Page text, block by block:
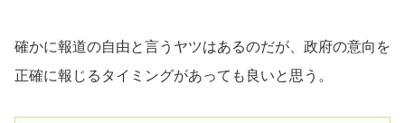
確かに報道の自由と言うヤツはあるのだが、政府の意向を
正確に報じるタイミングがあっても良いと思う。